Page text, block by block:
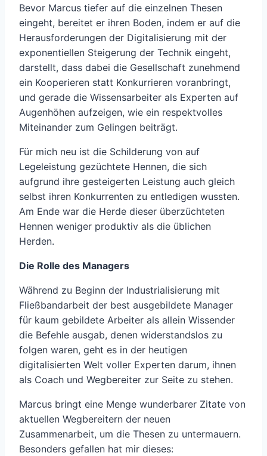
Bevor Marcus tiefer auf die einzelnen Thesen
eingeht, bereitet er ihren Boden, indem er auf die
Herausforderungen der Digitalisierung mit der
exponentiellen Steigerung der Technik eingeht,
darstellt, dass dabei die Gesellschaft zunehmend
ein Kooperieren statt Konkurrieren voranbringt,
und gerade die Wissensarbeiter als Experten auf
Augenhöhen aufzeigen, wie ein respektvolles
Miteinander zum Gelingen beiträgt.
Für mich neu ist die Schilderung von auf
Legeleistung gezüchtete Hennen, die sich
aufgrund ihre gesteigerten Leistung auch gleich
selbst ihren Konkurrenten zu entledigen wussten.
Am Ende war die Herde dieser überzüchteten
Hennen weniger produktiv als die üblichen
Herden.
Die Rolle des Managers
Während zu Beginn der Industrialisierung mit
Fließbandarbeit der best ausgebildete Manager
für kaum gebildete Arbeiter als allein Wissender
die Befehle ausgab, denen widerstandslos zu
folgen waren, geht es in der heutigen
digitalisierten Welt voller Experten darum, ihnen
als Coach und Wegbereiter zur Seite zu stehen.
Marcus bringt eine Menge wunderbarer Zitate von
aktuellen Wegbereitern der neuen
Zusammenarbeit, um die Thesen zu untermauern.
Besonders gefallen hat mir dieses: